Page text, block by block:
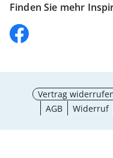
Finden Sie mehr
Vertrag
AGB
Widerruf